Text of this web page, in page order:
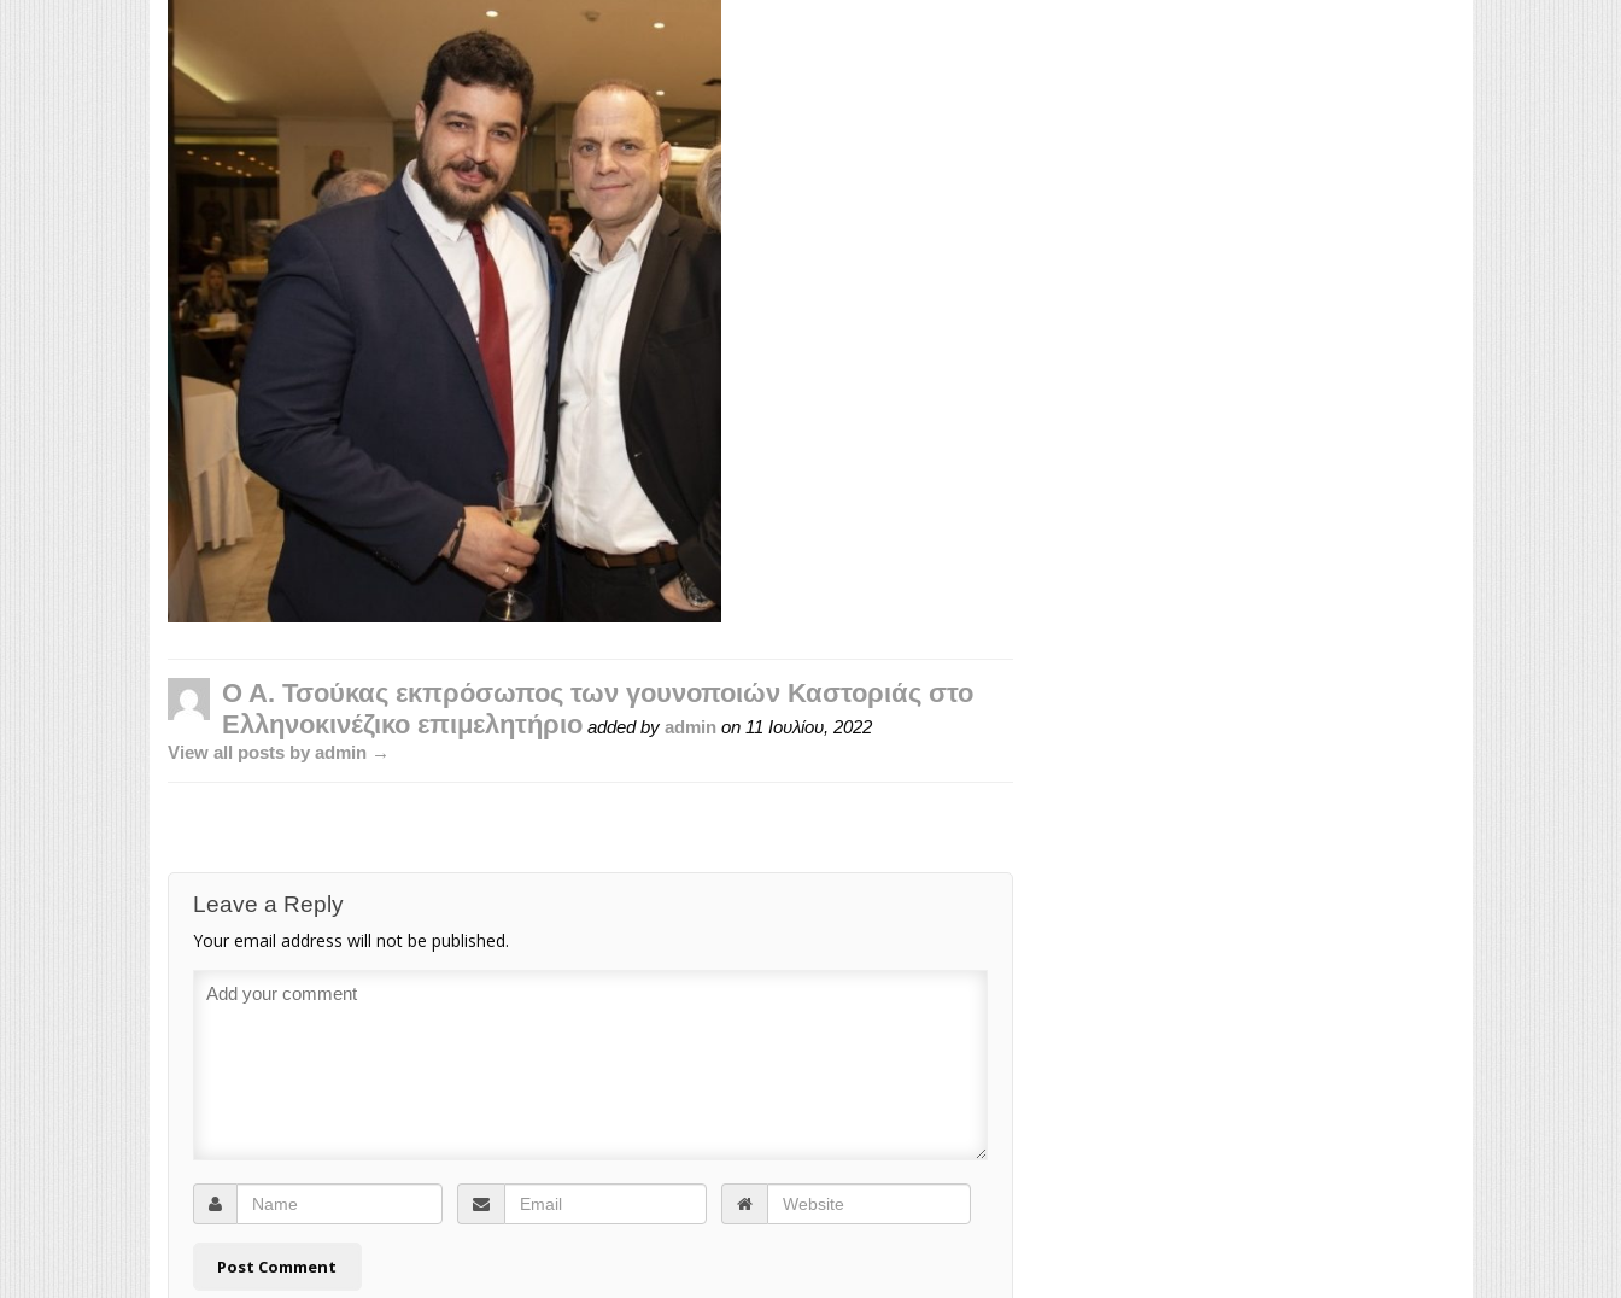
Ο Α. Τσούκας εκπρόσωπος των γουνοποιών Καστοριάς στο
Ελληνοκινέζικο επιμελητήριοadded by adminon 11 Ιουλίου, 2022
View all posts by admin →
Leave a Reply
Your email address will not be published.